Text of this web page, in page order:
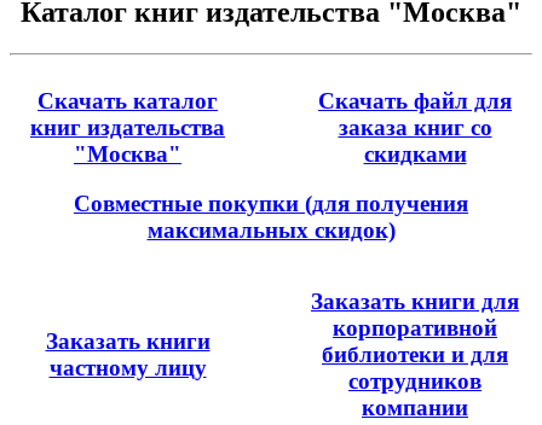
Каталог книг издательства "Москва"
Скачать каталог
книг издательства
"Москва"
Скачать файл для
заказа книг со
скидками
Совместные покупки (для получения
максимальных скидок)
Заказать книги
частному лицу
Заказать книги для
корпоративной
библиотеки и для
сотрудников
компании